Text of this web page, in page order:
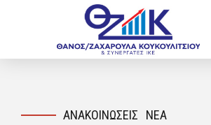
ΑΝΑΚΟΙΝΏΣΕΙΣ ΝΈΑ